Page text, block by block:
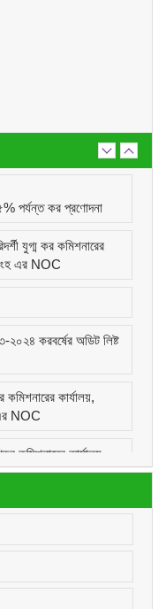
পর্যন্ত কর প্রণোদনা
যুগ্ম কর কমিশনারের
এর NOC
করবর্ষের অডিট লিষ্ট
কার্যালয়,
NOC
কমিশনারের কার্যালয়,
এর NOC
কম্পিউটার অপারেটর, উপকর
অঞ্চল -ময়মনসিংহ এর